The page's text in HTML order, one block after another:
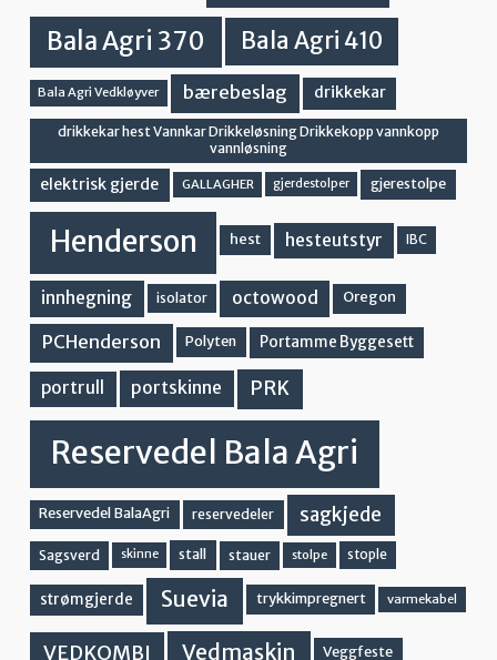
Bala Agri 370 Bala Agri 410
Bala Agri Vedkløyver bærebeslag drikkekar
drikkekar hest Vannkar Drikkeløsning Drikkekopp vannkopp
vannløsning
elektrisk gjerde GALLAGHER gjerdestolper gjerestolpe
Henderson hest hesteutstyr IBC
innhegning isolator octowood Oregon
PCHenderson Polyten Portamme Byggesett
portrull portskinne PRK
Reservedel Bala Agri
Reservedel BalaAgri reservedeler sagkjede
Sagsverd skinne stall stauer stolpe stople
strømgjerde Suevia trykkimpregnert varmekabel
VEDKOMBI Vedmaskin Veggfeste